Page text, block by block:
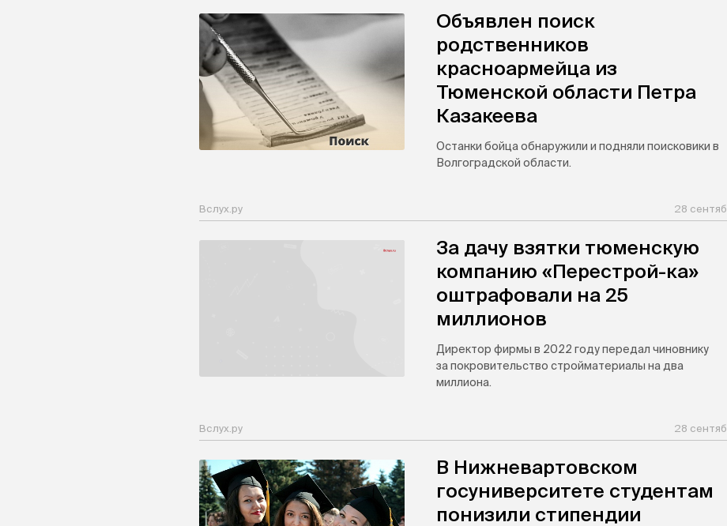
Объявлен поиск
родственников
красноармейца из
Тюменской области Петра
Казакеева
Останки бойца обнаружили и подняли поисковики в
Волгоградской области.
Вслух.ру 28
За дачу взятки тюменскую
компанию «Перестрой-ка»
оштрафовали на 25
миллионов
Директор фирмы в 2022 году передал чиновнику
за покровительство стройматериалы на два
миллиона.
Вслух.ру 28
В Нижневартовском
госуниверситете студентам
понизили стипендии